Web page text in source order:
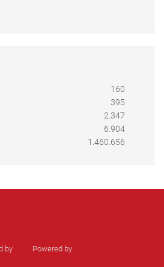
160
395
2.347
6.904
1.460.656
by Powered by